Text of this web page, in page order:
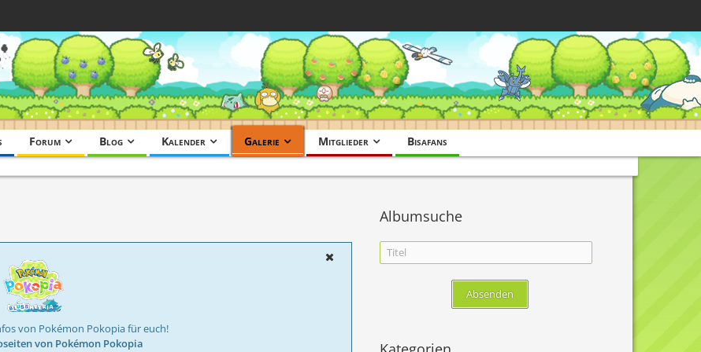
Forum Blog Kalender Galerie Mitglieder Bisafans
von Pokémon Pokopia für euch!
von Pokémon Pokopia
Albumsuche